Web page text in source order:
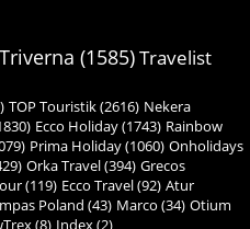
Triverna (1585)Travelist
TOP Touristik (2616) Nekera
Ecco Holiday (1743) Rainbow
Prima Holiday (1060) Onholidays
Orka Travel (394) Grecos
(119) Ecco Travel (92) Atur
Poland (43) Marco (34) Otium